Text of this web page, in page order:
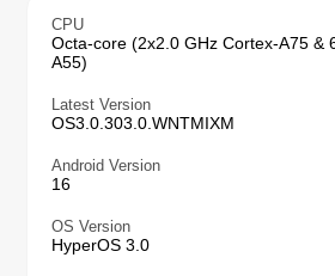
CPU
Octa-core (2x2.0 GHz Cortex-A75 &
A55)
Latest Version
OS3.0.303.0.WNTMIXM
Android Version
16
OS Version
HyperOS 3.0